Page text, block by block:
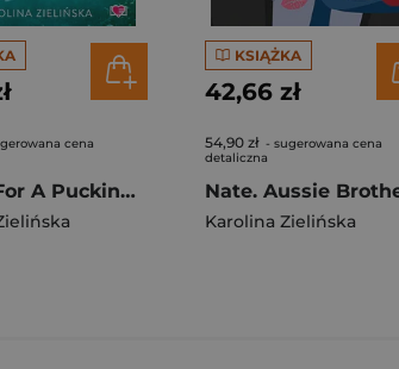
cena
Falling For A Pucking Player. Hockey Guys
KSIĄŻKA
42,66 zł
54,90 zł - sugerowana cena
detaliczna
Karolina Zielińska